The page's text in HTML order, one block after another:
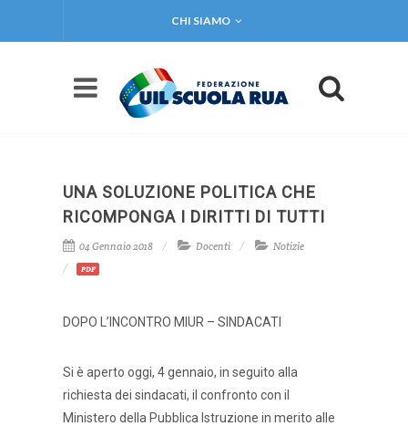
CHI SIAMO
UNA SOLUZIONE POLITICA CHE
RICOMPONGA I DIRITTI DI TUTTI
04 Gennaio 2018 Docenti Notizie
PDF
DOPO L’INCONTRO MIUR – SINDACATI
Si è aperto oggi, 4 gennaio, in seguito alla
richiesta dei sindacati, il confronto con il
Ministero della Pubblica Istruzione in merito alle